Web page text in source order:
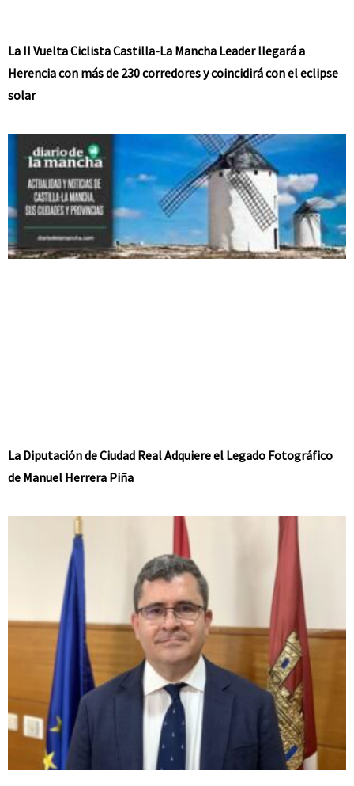
La II Vuelta Ciclista Castilla-La Mancha Leader llegará a
Herencia con más de 230 corredores y coincidirá con el eclipse
solar
La Diputación de Ciudad Real Adquiere el Legado Fotográfico
de Manuel Herrera Piña